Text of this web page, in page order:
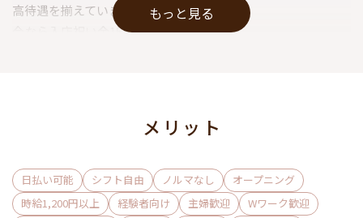
高待遇を揃えています◎
今なら入店祝い金15万円！
→面接時も駅までお迎えOK！☆
5）多数バック手当あり
6）毎月昇給チャンスあり
もっと見る
メリット
日払い可能 シフト自由 ノルマなし
オープニング
時給1,200円以上
経験者向け 主婦歓迎
Wワーク歓迎